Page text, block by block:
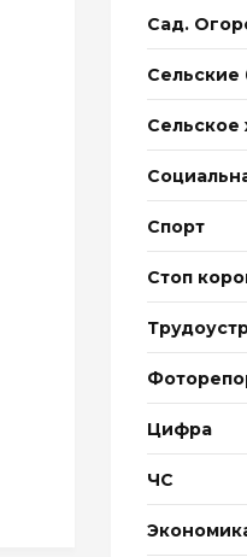
Сад.
Сельские
Сельское
Спорт
Стоп
Цифра
ЧС